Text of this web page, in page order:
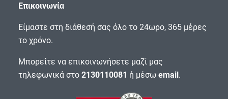
Επικοινωνία
Είμαστε στη διάθεσή σας όλο το 24ωρο, 365 μέρες
το χρόνο.
Μπορείτε να επικοινωνήσετε μαζί μας
τηλεφωνικά στο 2130110081 ή μέσω email.